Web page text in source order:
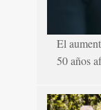
El
50 años